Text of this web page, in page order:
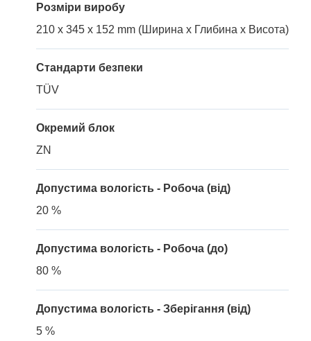
Розміри виробу
210 x 345 x 152 mm (Ширина x Глибина x Висота)
Стандарти безпеки
TÜV
Окремий блок
ZN
Допустима вологість - Робоча (від)
20 %
Допустима вологість - Робоча (до)
80 %
Допустима вологість - Зберігання (від)
5 %